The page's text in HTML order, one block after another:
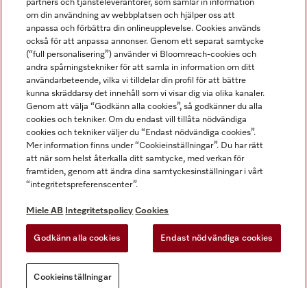
Miele AB
Allmänna villkor
Användarvillkor
Miele tillgänglighetsförklaring
Lagen om digitala tjänster
Miele på LinkedIn
Miele på Facebook
Miele på Instagram
Miele på Youtube
partners och tjänsteleverantörer, som samlar in information
om din användning av webbplatsen och hjälper oss att
anpassa och förbättra din onlineupplevelse. Cookies används
också för att anpassa annonser. Genom ett separat samtycke
(“full personalisering”) använder vi Bloomreach-cookies och
andra spårningstekniker för att samla in information om ditt
användarbeteende, vilka vi tilldelar din profil för att bättre
kunna skräddarsy det innehåll som vi visar dig via olika kanaler.
Genom att välja “Godkänn alla cookies”, så godkänner du alla
cookies och tekniker. Om du endast vill tillåta nödvändiga
cookies och tekniker väljer du “Endast nödvändiga cookies”.
Mer information finns under “Cookieinställningar”. Du har rätt
att när som helst återkalla ditt samtycke, med verkan för
framtiden, genom att ändra dina samtyckesinställningar i vårt
“integritetspreferenscenter”.
Miele AB Integritetspolicy Cookies
Godkänn alla cookies Endast nödvändiga cookies
Cookieinställningar